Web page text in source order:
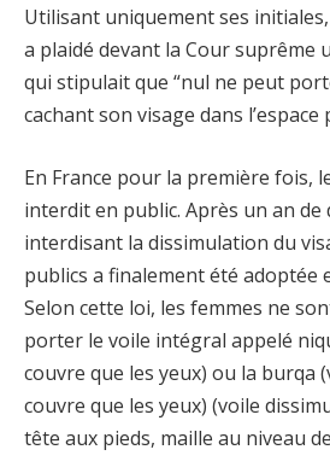
Utilisant uniquement ses initiales,
a plaidé devant la Cour suprême
qui stipulait que “nul ne peut
cachant son visage dans l’espace
En France pour la première fois,
interdit en public. Après un an de
interdisant la dissimulation du
publics a finalement été adoptée
Selon cette loi, les femmes ne
porter le voile intégral appelé
couvre que les yeux) ou la burqa
couvre que les yeux) (voile
tête aux pieds, maille au niveau